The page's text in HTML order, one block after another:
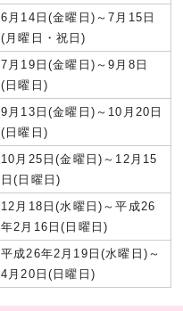
6月14日(金曜日)～7月15日
(月曜日・祝日)
7月19日(金曜日)～9月8日
(日曜日)
9月13日(金曜日)～10月20日
(日曜日)
10月25日(金曜日)～12月15
日(日曜日)
12月18日(水曜日)～平成26
年2月16日(日曜日)
平成26年2月19日(水曜日)～
4月20日(日曜日)